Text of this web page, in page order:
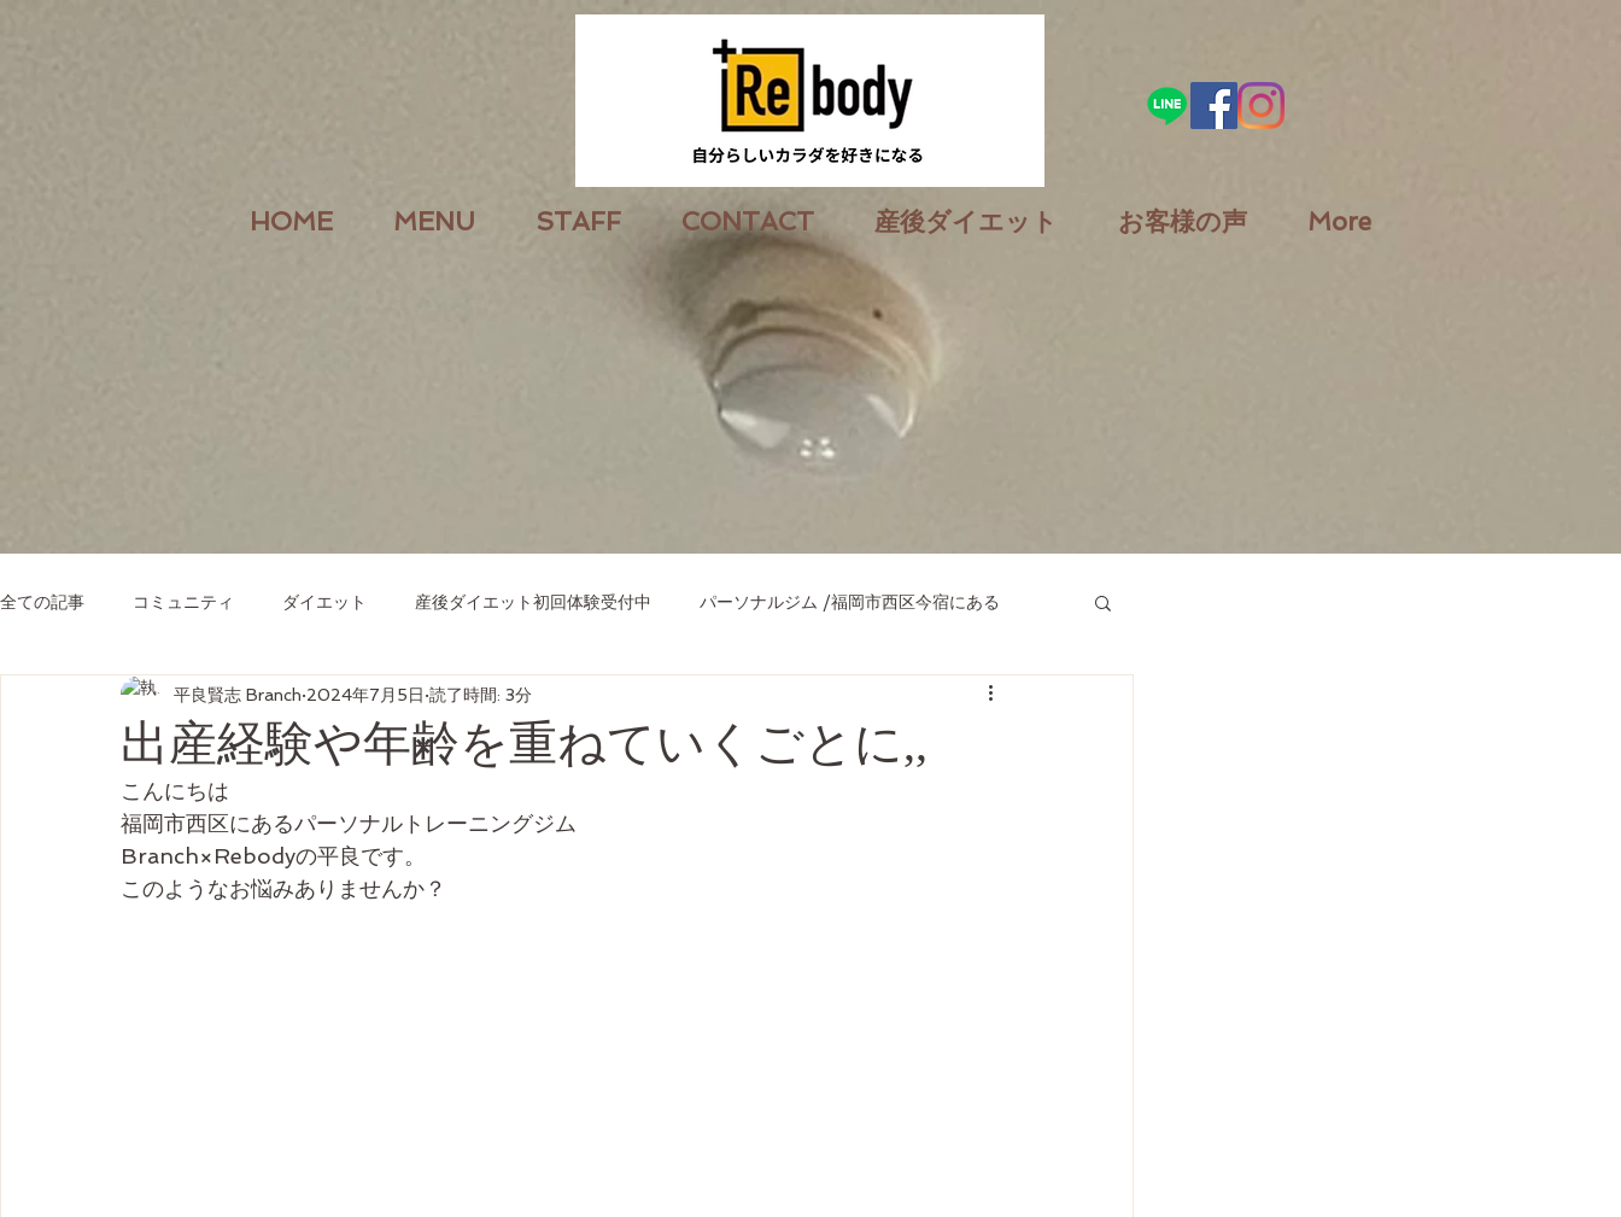
HOME MENU STAFF CONTACT 産後ダイエット お客様の声 More
全ての記事 コミュニティ ダイエット 産後ダイエット初回体験受付中 パーソナルジム /福岡市西区今宿にある
出産経験や年齢を重ねていくごとに,,
平良賢志 Branch 2024年7月5日 読了時間: 3分
こんにちは
福岡市西区にあるパーソナルトレーニングジム
Branch×Rebodyの平良です。
このようなお悩みありませんか？